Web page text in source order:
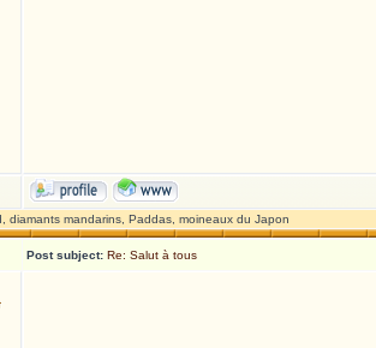
diamants mandarins, Paddas, moineaux du Japon
Post subject: Re: Salut à tous